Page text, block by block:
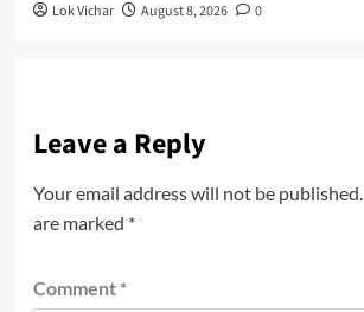
Lok Vichar August 8, 2026 0
Leave a Reply
Your email address will not be published.
are marked *
Comment *